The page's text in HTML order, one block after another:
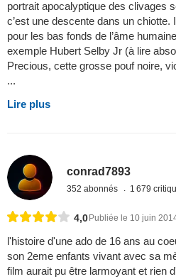
portrait apocalyptique des clivages
c’est une descente dans un
pour les bas fonds de l’âme
exemple Hubert Selby Jr (à lire
Precious, cette grosse pouf noire,
...
Lire plus
conrad7893
352 abonnés 1 679
4,0 Publiée le 10 juin
l'histoire d'une ado de 16 ans au
son 2eme enfants vivant avec sa
film aurait pu être larmoyant et rien